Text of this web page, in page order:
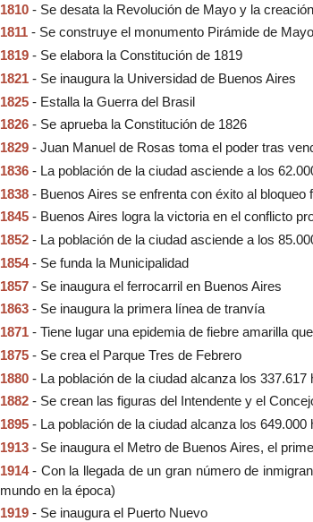
1810- Se desata la Revolución de Mayo y la
1811- Se construye el monumento Pirámide de
1819- Se elabora la Constitución de 1819
1821- Se inaugura la Universidad de Buenos Aires
1825- Estalla la Guerra del Brasil
1826- Se aprueba la Constitución de 1826
1829- Juan Manuel de Rosas toma el poder tras
1836- La población de la ciudad asciende a los
1838- Buenos Aires se enfrenta con éxito al bloqueo
1845- Buenos Aires logra la victoria en el conflicto
1852- La población de la ciudad asciende a los
1854- Se funda la Municipalidad
1857- Se inaugura el ferrocarril en Buenos Aires
1863- Se inaugura la primera línea de tranvía
1871- Tiene lugar una epidemia de fiebre amarilla
1875- Se crea el Parque Tres de Febrero
1880- La población de la ciudad alcanza los 337.617
1882- Se crean las figuras del Intendente y el
1895- La población de la ciudad alcanza los 649.000
1913- Se inaugura el Metro de Buenos Aires, el
1914- Con la llegada de un gran número de
mundo en la época)
1919- Se inaugura el Puerto Nuevo